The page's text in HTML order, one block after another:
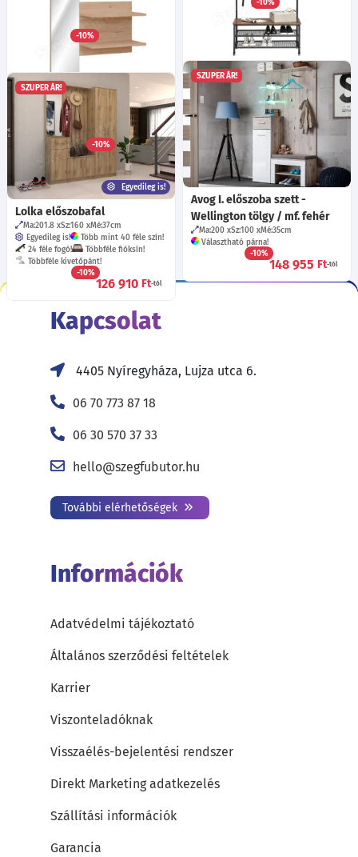
-10%
99 365
Sz:180
Választható párna!
-10%
245 615Ft
Előszoba fogas polccal,
akasztókkal, cipőtartóval és
ülőkével, rusztikus barna
97x41x182cm
59 600
Peyton TYP E tükör polccal -
Hickory Jackson
Sz:90 Mé:28
-10%
38 255 Ft
SZUPER ÁR!
Avog I. előszoba szett -
Wellington tölgy / mf. fehér
Ma:200 Sz:100 Mé:35cm
Választható párna!
-10%
148 955 Ft-tól
SZUPER ÁR!
Egyedileg is!
Lolka előszobafal
Ma:201.8 Sz:160 Mé:37cm
Egyedileg is!
Több mint 40 féle szín!
24 féle fogó!
Többféle fióksín!
Többféle kivetőpánt!
-10%
126 910 Ft-tól
Kapcsolat
4405 Nyíregyháza, Lujza utca 6.
06 70 773 87 18
06 30 570 37 33
hello@szegfubutor.hu
További elérhetőségek
Információk
Adatvédelmi tájékoztató
Általános szerződési feltételek
Karrier
Viszonteladóknak
Visszaélés-bejelentési rendszer
Direkt Marketing adatkezelés
Szállítási információk
Garancia